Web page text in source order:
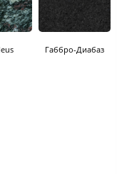
Габбро-Диабаз